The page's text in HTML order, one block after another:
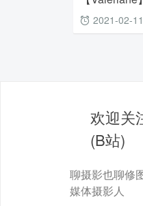
2021-02-11
欢迎关
(B站)
聊摄影也聊修
媒体摄影人